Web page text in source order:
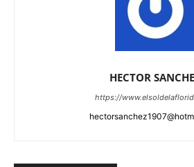
HECTOR
https://